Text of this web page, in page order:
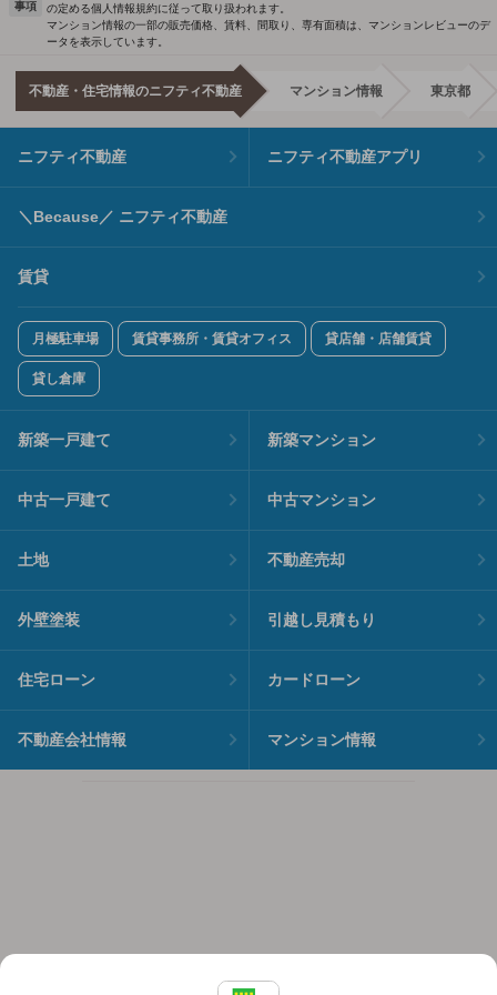
事項
の定める個人情報規約に従って取り扱われます。
マンション情報の一部の販売価格、賃料、間取り、専有面積は、マンションレビューのデ
ータを表示しています。
不動産・住宅情報のニフティ不動産 マンション情報 東京都
ニフティ不動産 ニフティ不動産アプリ
＼Because／ ニフティ不動産
賃貸
月極駐車場 賃貸事務所・賃貸オフィス 貸店舗・店舗賃貸
貸し倉庫
新築一戸建て 新築マンション
中古一戸建て 中古マンション
土地 不動産売却
外壁塗装 引越し見積もり
住宅ローン カードローン
不動産会社情報 マンション情報